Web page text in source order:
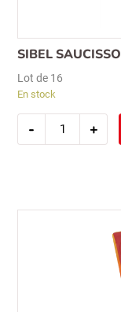
SIBEL
Lot de 16
En stock
-
quantité
+